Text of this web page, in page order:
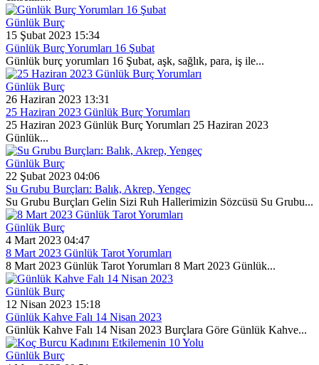
Günlük Burç
15 Şubat 2023 15:34
Günlük Burç Yorumları 16 Şubat
Günlük burç yorumları 16 Şubat, aşk, sağlık, para, iş ile...
Günlük Burç
26 Haziran 2023 13:31
25 Haziran 2023 Günlük Burç Yorumları
25 Haziran 2023 Günlük Burç Yorumları 25 Haziran 2023
Günlük...
Günlük Burç
22 Şubat 2023 04:06
Su Grubu Burçları: Balık, Akrep, Yengeç
Su Grubu Burçları Gelin Sizi Ruh Hallerimizin Sözcüsü Su Grubu...
Günlük Burç
4 Mart 2023 04:47
8 Mart 2023 Günlük Tarot Yorumları
8 Mart 2023 Günlük Tarot Yorumları 8 Mart 2023 Günlük...
Günlük Burç
12 Nisan 2023 15:18
Günlük Kahve Falı 14 Nisan 2023
Günlük Kahve Falı 14 Nisan 2023 Burçlara Göre Günlük Kahve...
Günlük Burç